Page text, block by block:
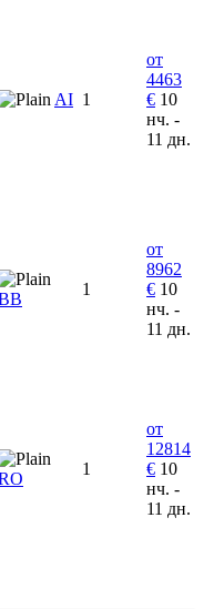
AI 1
от
4463
€ 10
нч. -
11 дн.
1
от
8962
€ 10
нч. -
11 дн.
1
от
12814
€ 10
нч. -
11 дн.